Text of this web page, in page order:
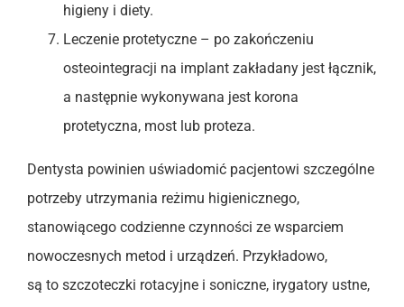
higieny i diety.
Leczenie protetyczne – po zakończeniu
osteointegracji na implant zakładany jest łącznik,
a następnie wykonywana jest korona
protetyczna, most lub proteza.
Dentysta powinien uświadomić pacjentowi szczególne
potrzeby utrzymania reżimu higienicznego,
stanowiącego codzienne czynności ze wsparciem
nowoczesnych metod i urządzeń. Przykładowo,
są to szczoteczki rotacyjne i soniczne, irygatory ustne,